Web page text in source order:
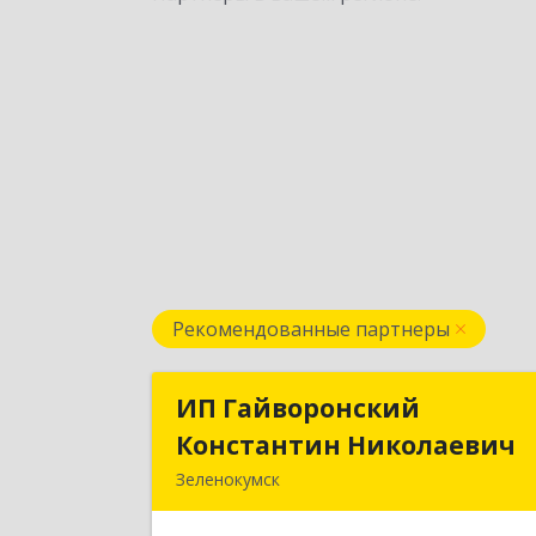
Рекомендованные партнеры
ИП Гайворонский
Константин Николаевич
Зеленокумск
ИП Гайворонский
Константин Николаевич